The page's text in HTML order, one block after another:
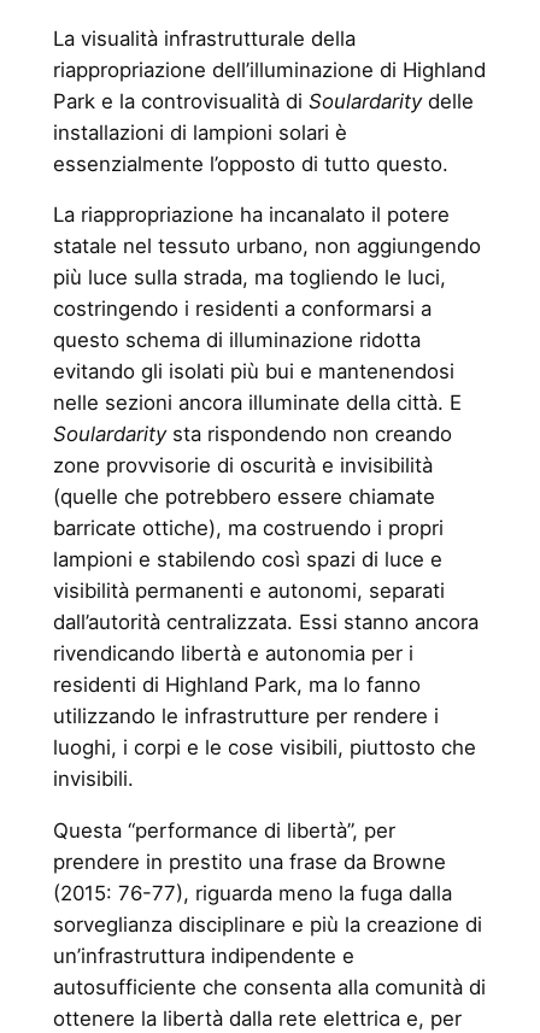
La visualità infrastrutturale della
riappropriazione dell’illuminazione di Highland
Park e la controvisualità di Soulardaritydelle
installazioni di lampioni solari è
essenzialmente l’opposto di tutto questo.
La riappropriazione ha incanalato il potere
statale nel tessuto urbano, non aggiungendo
più luce sulla strada, ma togliendo le luci,
costringendo i residenti a conformarsi a
questo schema di illuminazione ridotta
evitando gli isolati più bui e mantenendosi
nelle sezioni ancora illuminate della città. E
Soulardaritysta rispondendo non creando
zone provvisorie di oscurità e invisibilità
(quelle che potrebbero essere chiamate
barricate ottiche), ma costruendo i propri
lampioni e stabilendo così spazi di luce e
visibilità permanenti e autonomi, separati
dall’autorità centralizzata. Essi stanno ancora
rivendicando libertà e autonomia per i
residenti di Highland Park, ma lo fanno
utilizzando le infrastrutture per rendere i
luoghi, i corpi e le cose visibili, piuttosto che
invisibili.
Questa “performance di libertà”, per
prendere in prestito una frase da Browne
(2015: 76-77), riguarda meno la fuga dalla
sorveglianza disciplinare e più la creazione di
un’infrastruttura indipendente e
autosufficiente che consenta alla comunità di
ottenere la libertà dalla rete elettrica e, per